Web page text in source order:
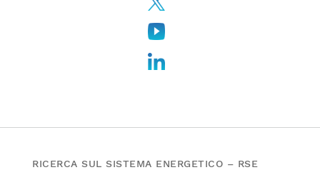
RICERCA SUL SISTEMA ENERGETICO – RSE